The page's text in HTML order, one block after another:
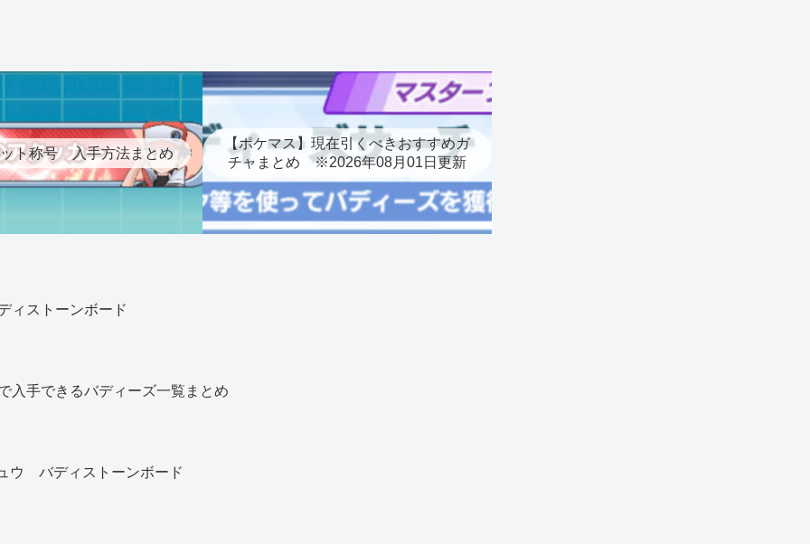
ト称号 入手方法まとめ
【ポケマス】現在引くべきおすすめガ
チャまとめ ※2026年08月01日更新
ィストーンボード
入手できるバディーズ一覧まとめ
ウ バディストーンボード